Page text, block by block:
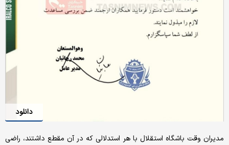
دانلود
مدیران وقت باشگاه استقلال با هر استدلالی که در آن مقطع داشتند، راضی